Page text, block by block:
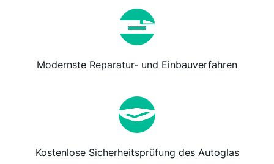
Modernste Reparatur- und Einbauverfahren
Kostenlose Sicherheitsprüfung des Autoglas